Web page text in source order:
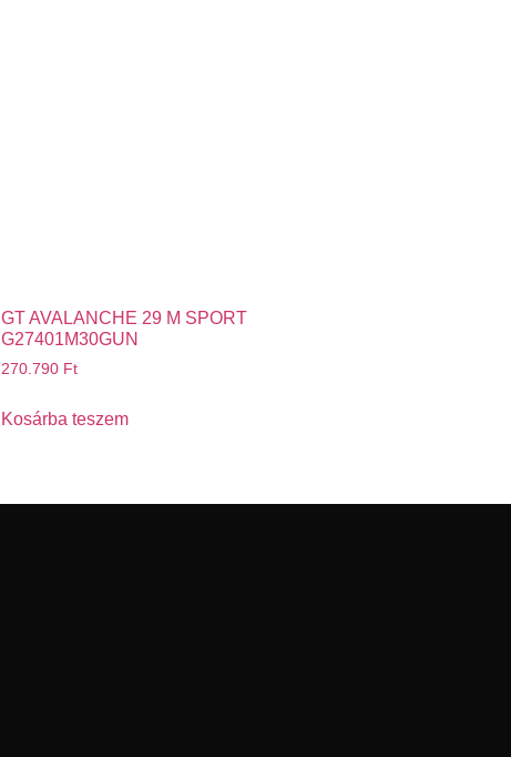
GT AVALANCHE 29 M SPORT
G27401M30GUN
270.790 Ft
Kosárba teszem